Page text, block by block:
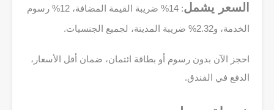
السعر يشمل
: 14% ضريبة القيمة المضافة، 12% رسوم
الخدمة، و2.32% ضريبة المدينة، لجميع الجنسيات.
احجز الآن بدون رسوم أو بطاقة ائتمان، ضمان أقل الأسعار،
الدفع في الفندق.